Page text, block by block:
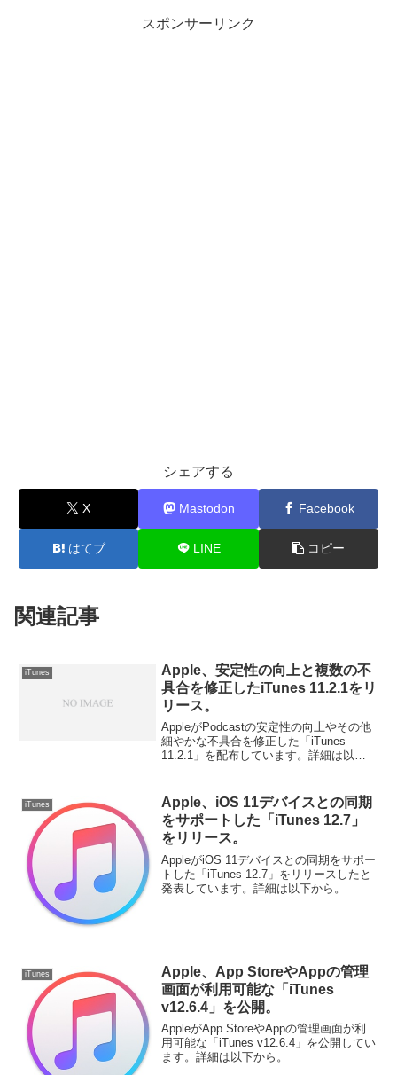
スポンサーリンク
シェアする
X Mastodon Facebook
はてブ LINE コピー
関連記事
iTunes
Apple、安定性の向上と複数の不
具合を修正したiTunes 11.2.1をリ
リース。
AppleがPodcastの安定性の向上やその他
細やかな不具合を修正した「iTunes
11.2.1」を配布しています。詳細は以下
iTunes
Apple、iOS 11デバイスとの同期
をサポートした「iTunes 12.7」
をリリース。
AppleがiOS 11デバイスとの同期をサポー
トした「iTunes 12.7」をリリースしたと
発表しています。詳細は以下から。
iTunes
Apple、App StoreやAppの管理
画面が利用可能な「iTunes
v12.6.4」を公開。
AppleがApp StoreやAppの管理画面が利
用可能な「iTunes v12.6.4」を公開してい
ます。詳細は以下から。